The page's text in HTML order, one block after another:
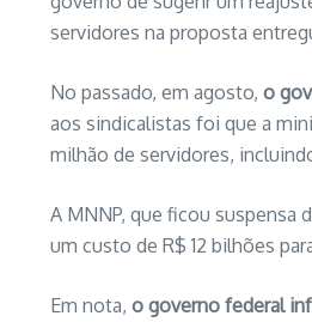
servidores na proposta
No passado, em agosto, o
aos sindicalistas foi que a
milhão de servidores,
A MNNP, que ficou suspensa
um custo de R$ 12 bilhões
Em nota, o governo federal